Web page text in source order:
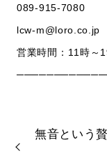
089-915-7080
lcw-m@loro.co.jp
営業時間：11時～
無音という